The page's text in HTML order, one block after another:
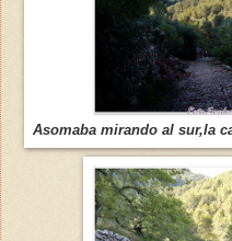
Asomaba mirando al sur,la